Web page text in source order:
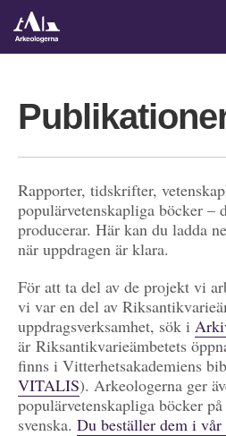
Rapporter, tidskrifter,
populärvetenskapliga böcker –
producerar. Här kan du ladda
när uppdragen är klara.
För att ta del av de projekt vi
vi var en del av
uppdragsverksamhet, sök i
är Riksantikvarieämbetets
finns i Vitterhetsakademiens
VITALIS). Arkeologerna ger
populärvetenskapliga böcker
svenska. Du beställer dem i vår